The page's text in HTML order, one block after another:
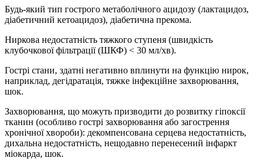
Будь-який тип гострого метаболічного ацидозу (лактацидоз,
діабетичний кетоацидоз), діабетична прекома.
Ниркова недостатність тяжкого ступеня (швидкість
клубочкової фільтрації (ШКФ) < 30 мл/хв).
Гострі стани, здатні негативно вплинути на функцію нирок,
наприклад, дегідратація, тяжке інфекційне захворювання,
шок.
Захворювання, що можуть призводити до розвитку гіпоксії
тканин (особливо гострі захворювання або загострення
хронічної хвороби): декомпенсована серцева недостатність,
дихальна недостатність, нещодавно перенесений інфаркт
міокарда, шок.